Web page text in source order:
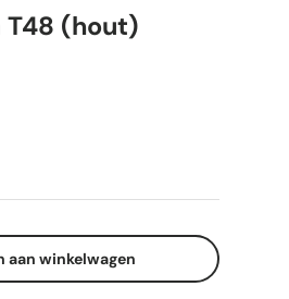
T48 (hout)
aan winkelwagen